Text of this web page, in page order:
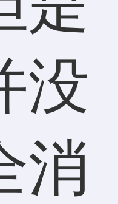
没
消